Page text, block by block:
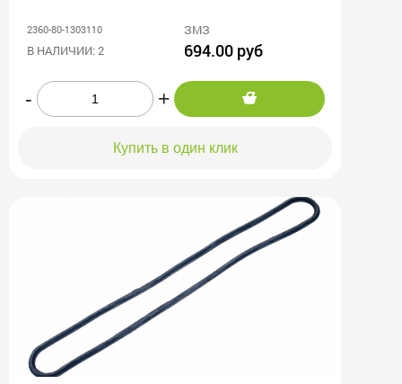
2360-80-1303110
ЗМЗ
В НАЛИЧИИ: 2
694.00 руб
- +
Купить в один клик